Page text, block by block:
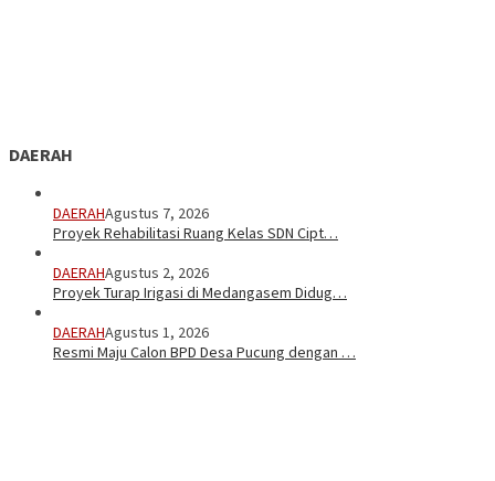
DAERAH
DAERAHAgustus 7, 2026
Proyek Rehabilitasi Ruang Kelas SDN Cipt…
DAERAHAgustus 2, 2026
Proyek Turap Irigasi di Medangasem Didug…
DAERAHAgustus 1, 2026
Resmi Maju Calon BPD Desa Pucung dengan …